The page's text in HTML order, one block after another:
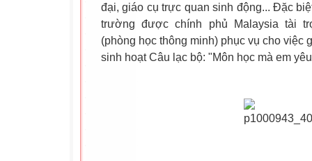
đại, giáo cụ trực quan sinh động... Đặc
trường được chính phủ Malaysia tài
(phòng học thông minh) phục vụ cho việc
sinh hoạt Câu lạc bộ: "Môn học mà em